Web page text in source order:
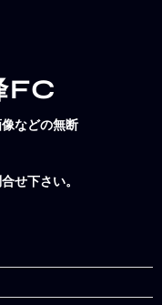
FC
などの無断
せ下さい。